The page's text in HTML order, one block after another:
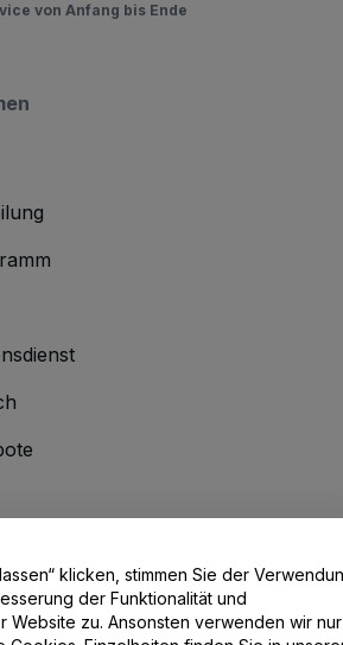
von Anfang bis Ende
Kontakt
klicken, stimmen Sie der
der Funktionalität und
verwenden wir nur